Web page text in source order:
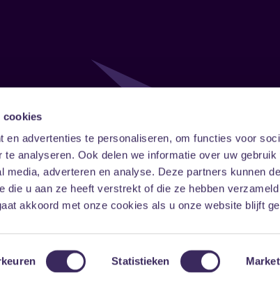
cookies
en advertenties te personaliseren, om functies voor
te analyseren. Ook delen we informatie over uw gebruik
adverteren en analyse. Deze partners kunnen
die u aan ze heeft verstrekt of die ze hebben
akkoord met onze cookies als u onze website blijft
Statistieken
Follow
FacebookInstagramLinkedIn
Onze